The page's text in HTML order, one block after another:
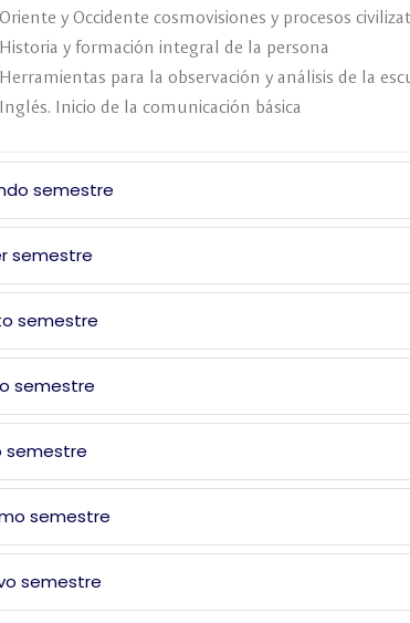
Oriente y Occidente cosmovisiones y procesos
Historia y formación integral de la persona
Herramientas para la observación y análisis de la
Inglés. Inicio de la comunicación básica
semestre
semestre
semestre
semestre
semestre
semestre
semestre